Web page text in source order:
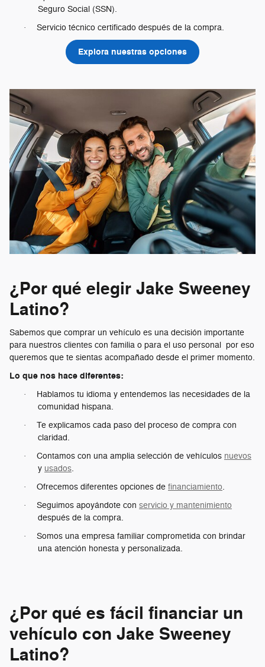
Seguro Social (SSN).
· Servicio técnico certificado después de la compra.
Explora nuestras opciones
¿Por qué elegir Jake Sweeney
Latino?
Sabemos que comprar un vehículo es una decisión importante
para nuestros clientes con familia o para el uso personal por eso
queremos que te sientas acompañado desde el primer momento.
Lo que nos hace diferentes:
·
Hablamos tu idioma y entendemos las necesidades de la
comunidad hispana.
·
Te explicamos cada paso del proceso de compra con
claridad.
· Contamos con una amplia selección de vehículos nuevos
y usados.
· Ofrecemos diferentes opciones de financiamiento.
· Seguimos apoyándote con servicio y mantenimiento
después de la compra.
·
Somos una empresa familiar comprometida con brindar
una atención honesta y personalizada.
¿Por qué es fácil financiar un
vehículo con Jake Sweeney
Latino?